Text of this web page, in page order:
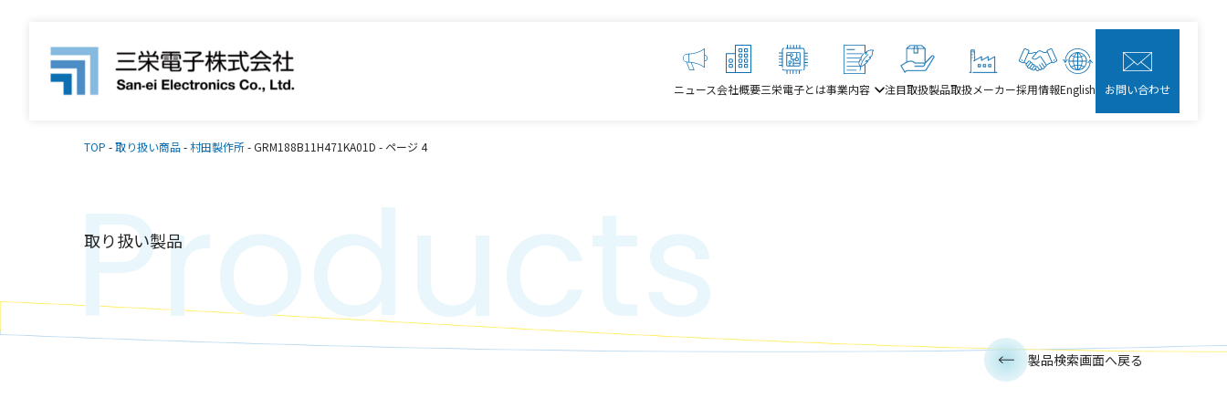
ニュース会社概要三栄電子とは事業内容 注目取扱製品取扱メーカー採用情報English お問い合わせ
TOP -取り扱い商品-村田製作所-GRM188B11H471KA01D - ページ 4
取り扱い製品
Products 製品検索画面へ戻る